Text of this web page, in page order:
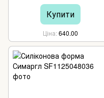
Купити
Ціна 640.00